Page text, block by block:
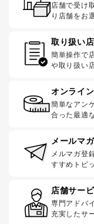
店舗で受け
り店舗をお
取り扱い
簡単操作で
や取り扱い
オンライ
簡単なアン
合った最適
メールマ
メルマガ登
すすめトピ
店舗サー
専門アドバ
充実したサ